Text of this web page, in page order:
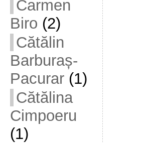
Carmen
Biro (2)
Cătălin
Barburaș-
Pacurar(1)
Cătălina
Cimpoeru
(1)